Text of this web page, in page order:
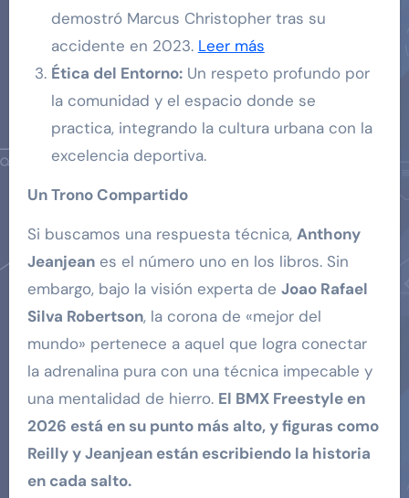
demostró Marcus Christopher tras su
accidente en 2023. Leer más
Ética del Entorno:Un respeto profundo por
la comunidad y el espacio donde se
practica, integrando la cultura urbana con la
excelencia deportiva.
Un Trono Compartido
Si buscamos una respuesta técnica, Anthony
Jeanjeanes el número uno en los libros. Sin
embargo, bajo la visión experta de Joao Rafael
Silva Robertson, la corona de «mejor del
mundo» pertenece a aquel que logra conectar
la adrenalina pura con una técnica impecable y
una mentalidad de hierro. El BMX Freestyle en
2026 está en su punto más alto, y figuras como
Reilly y Jeanjean están escribiendo la historia
en cada salto.